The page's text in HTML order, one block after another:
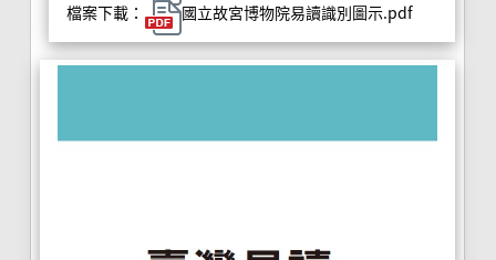
檔案下載：
國立故宮博物院易讀識別圖示.pdf